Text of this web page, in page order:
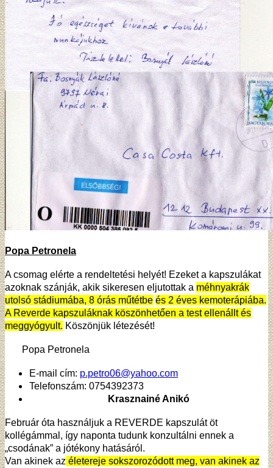
Popa Petronela
A csomag elérte a rendeltetési helyét! Ezeket a kapszulákat
azoknak szánják, akik sikeresen eljutottak a méhnyakrák
utolsó stádiumába, 8 órás műtétbe és 2 éves kemoterápiába.
A Reverde kapszuláknak köszönhetően a test ellenállt és
meggyógyult. Köszönjük létezését!
Popa Petronela
E-mail cím: p.petro06@yahoo.com
Telefonszám: 0754392373
Krasznainé Anikó
Február óta használjuk a REVERDE kapszulát öt
kollégámmal, így naponta tudunk konzultálni ennek a
„csodának” a jótékony hatásáról.
Van akinek az életereje sokszorozódott meg, van akinek az